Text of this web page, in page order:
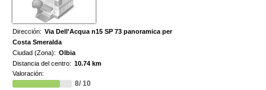
Dirección: Via Dell'Acqua n15 SP 73 panoramica per
Costa Smeralda
Ciudad (Zona): Olbia
Distancia del centro: 10.74 km
Valoración:
8/ 10